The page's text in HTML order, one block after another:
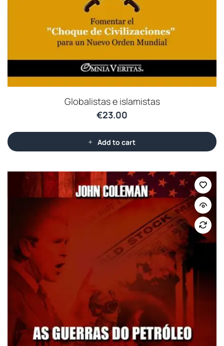
Globalistas e islamistas
€23.00
Add to cart